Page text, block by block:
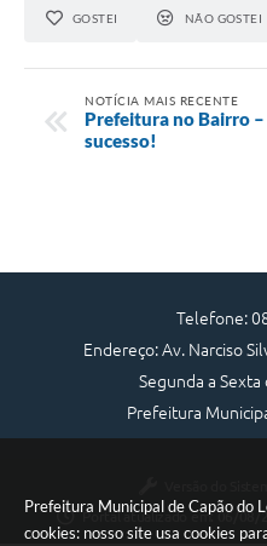
Prefeitura Municipal de Capão do
cookies: nosso site usa cookies
GOSTEI NÃO GOSTEI
NOTÍCIA MAIS RECENTE
Prefeitura no Bairro
sucesso!
Telefone:
Endereço: Av. Narciso
Segunda a Sexta
Prefeitura
Portal atualizado em:06/08/